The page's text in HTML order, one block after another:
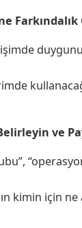
ve
kimin için